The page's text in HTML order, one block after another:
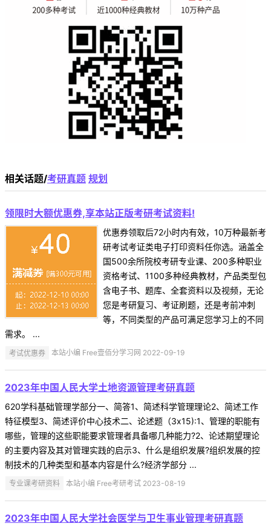
相关话题/考研真题 规划
领限时大额优惠券,享本站正版考研考试资料!
优惠券领取后72小时内有效，10万种最新考
研考试考证类电子打印资料任你选。涵盖全
国500余所院校考研专业课、200多种职业
资格考试、1100多种经典教材，产品类型包
含电子书、题库、全套资料以及视频，无论
您是考研复习、考证刷题，还是考前冲刺
等，不同类型的产品可满足您学习上的不同
需求。 ...
考试优惠券 本站小编 Free壹佰分学习网 2022-09-19
2023年中国人民大学土地资源管理考研真题
620学科基础管理学部分一、简答1、简述科学管理理论2、简述工作
特征模型3、简述评价中心技术二、论述题（3x15):1、管理的职能有
哪些，管理的这些职能要求管理者具备哪几种能力?2、论述期望理论
的主要内容及其对管理实践的启示3、什么是组织发展?组织发展的控
制技术的几种类型和基本内容是什么?经济学部分 ...
专业课考研资料 本站小编 Free考研考试 2023-08-19
2023年中国人民大学社会医学与卫生事业管理考研真题